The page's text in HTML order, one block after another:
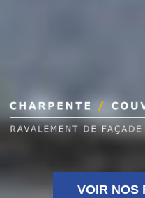
VOIR NOS